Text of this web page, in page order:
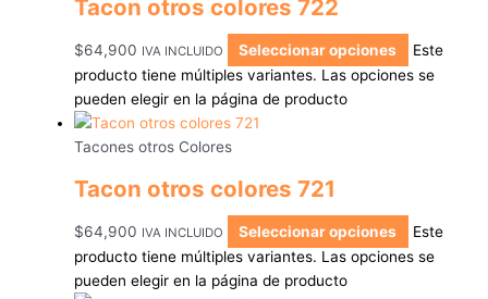
Tacon otros colores 722
$64,900 IVA INCLUIDO Seleccionar opciones
Este
producto tiene múltiples variantes. Las opciones se
pueden elegir en la página de producto
Tacones otros Colores
Tacon otros colores 721
$64,900 IVA INCLUIDO Seleccionar opciones
Este
producto tiene múltiples variantes. Las opciones se
pueden elegir en la página de producto